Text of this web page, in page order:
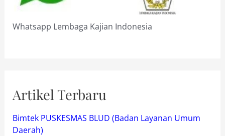
Whatsapp Lembaga Kajian Indonesia
Artikel Terbaru
Bimtek PUSKESMAS BLUD (Badan Layanan Umum
Daerah)